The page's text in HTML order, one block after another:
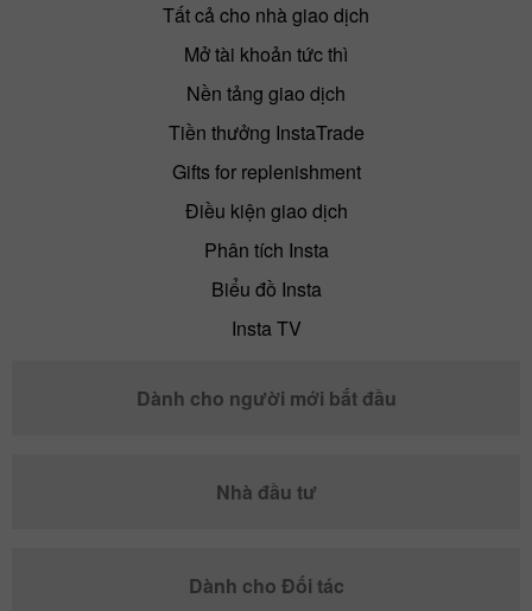
Tất cả cho nhà giao dịch
Mở tài khoản tức thì
Nền tảng giao dịch
Tiền thưởng InstaTrade
Gifts for replenishment
Điều kiện giao dịch
Phân tích Insta
Biểu đồ Insta
Insta TV
Dành cho người mới bắt đầu
Nhà đầu tư
Dành cho Đối tác